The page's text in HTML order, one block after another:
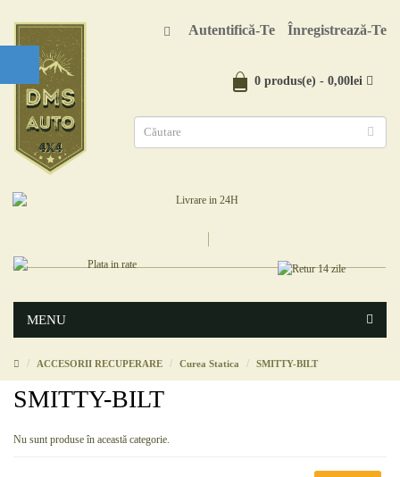
Autentifică-Te Înregistrează-Te
0 produs(e) - 0,00lei
MENU
ACCESORII RECUPERARE Curea Statica SMITTY-BILT
SMITTY-BILT
Nu sunt produse în această categorie.